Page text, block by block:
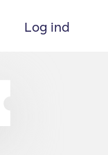
Log ind